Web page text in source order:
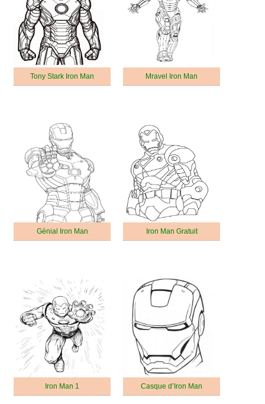
Tony Stark Iron Man Mravel Iron Man
Génial Iron Man Iron Man Gratuit
Iron Man 1 Casque d’Iron Man